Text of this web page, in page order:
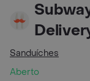
Sanduíches
Aberto